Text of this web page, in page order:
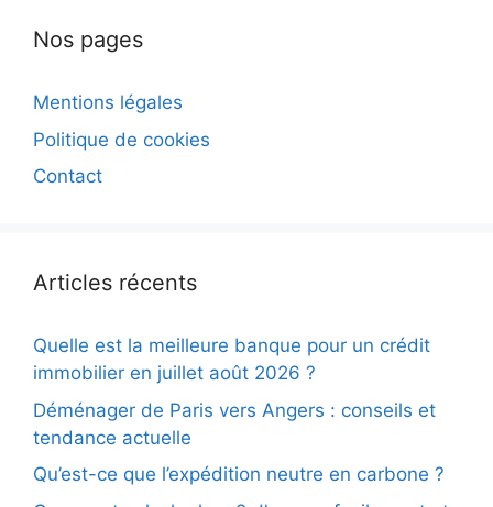
Nos pages
Mentions légales
Politique de cookies
Contact
Articles récents
Quelle est la meilleure banque pour un crédit
immobilier en juillet août 2026 ?
Déménager de Paris vers Angers : conseils et
tendance actuelle
Qu’est-ce que l’expédition neutre en carbone ?